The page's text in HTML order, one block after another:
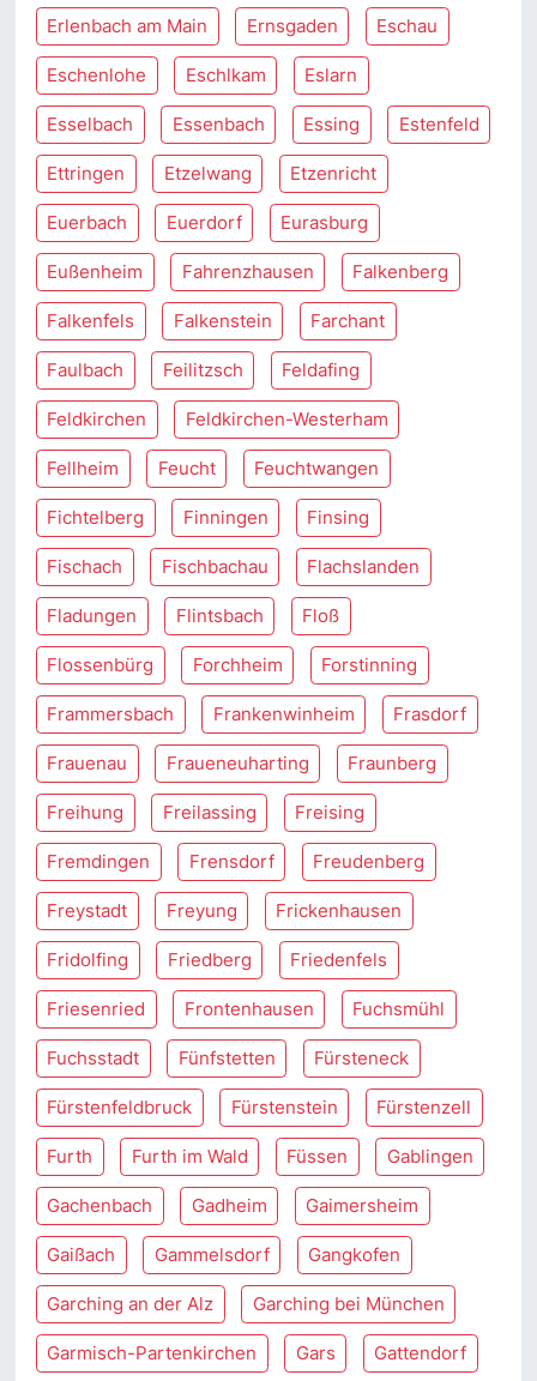
Erlenbach am Main Ernsgaden Eschau
Eschenlohe Eschlkam Eslarn
Esselbach Essenbach Essing Estenfeld
Ettringen Etzelwang Etzenricht
Euerbach Euerdorf Eurasburg
Eußenheim Fahrenzhausen Falkenberg
Falkenfels Falkenstein Farchant
Faulbach Feilitzsch Feldafing
Feldkirchen Feldkirchen-Westerham
Fellheim Feucht Feuchtwangen
Fichtelberg Finningen Finsing
Fischach Fischbachau Flachslanden
Fladungen Flintsbach Floß
Flossenbürg Forchheim Forstinning
Frammersbach Frankenwinheim Frasdorf
Frauenau Fraueneuharting Fraunberg
Freihung Freilassing Freising
Fremdingen Frensdorf Freudenberg
Freystadt Freyung Frickenhausen
Fridolfing Friedberg Friedenfels
Friesenried Frontenhausen Fuchsmühl
Fuchsstadt Fünfstetten Fürsteneck
Fürstenfeldbruck Fürstenstein Fürstenzell
Furth Furth im Wald Füssen Gablingen
Gachenbach Gadheim Gaimersheim
Gaißach Gammelsdorf Gangkofen
Garching an der Alz Garching bei München
Garmisch-Partenkirchen Gars Gattendorf